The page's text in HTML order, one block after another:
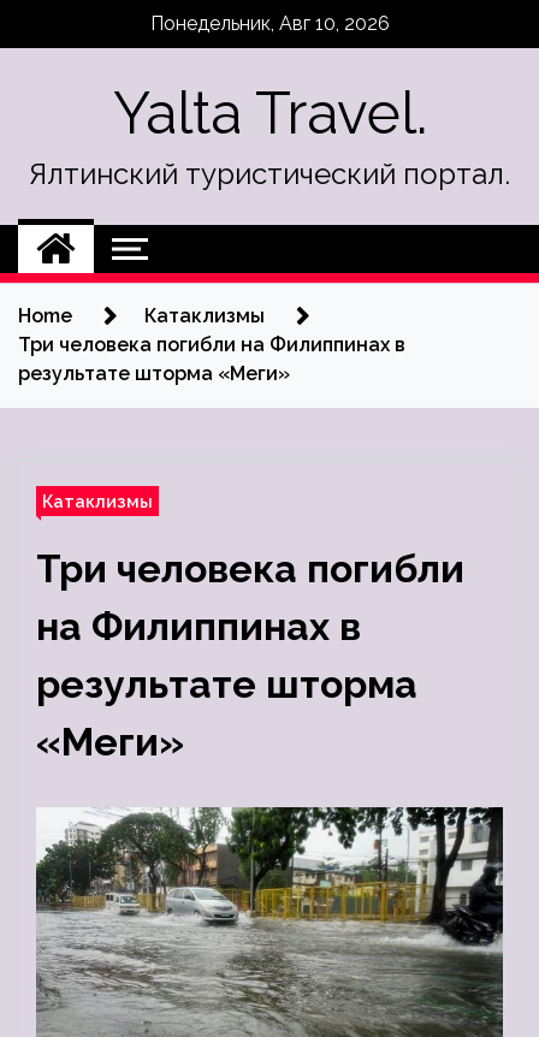
Понедельник, Авг 10, 2026
Yalta Travel.
Ялтинский туристический портал.
Home
Катаклизмы
Три человека погибли на Филиппинах в
результате шторма «Меги»
Катаклизмы
Три человека погибли
на Филиппинах в
результате шторма
«Меги»